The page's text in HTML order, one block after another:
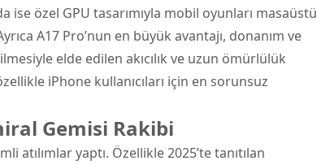
özel GPU tasarımıyla mobil oyunları masaüstü
A17 Pro’nun en büyük avantajı, donanım ve
elde edilen akıcılık ve uzun ömürlülük
iPhone kullanıcıları için en sorunsuz
Gemisi Rakibi
atılımlar yaptı. Özellikle 2025’te tanıtılan